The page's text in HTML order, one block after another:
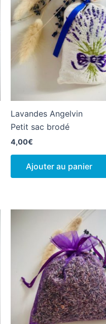
Lavandes Angelvin
Petit sac brodé
4,00€
Ajouter au panier